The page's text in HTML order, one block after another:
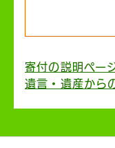
寄付の説明ペー
遺言・遺産から